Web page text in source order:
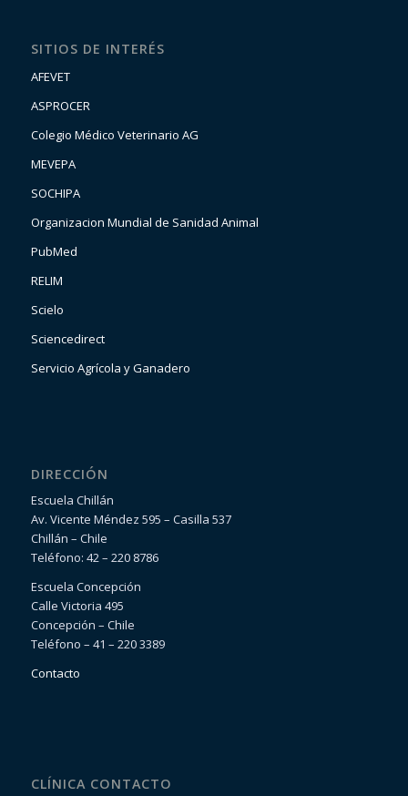
SITIOS DE INTERÉS
AFEVET
ASPROCER
Colegio Médico Veterinario AG
MEVEPA
SOCHIPA
Organizacion Mundial de Sanidad Animal
PubMed
RELIM
Scielo
Sciencedirect
Servicio Agrícola y Ganadero
DIRECCIÓN
Escuela Chillán
Av. Vicente Méndez 595 – Casilla 537
Chillán – Chile
Teléfono: 42 – 220 8786
Escuela Concepción
Calle Victoria 495
Concepción – Chile
Teléfono – 41 – 220 3389
Contacto
CLÍNICA CONTACTO